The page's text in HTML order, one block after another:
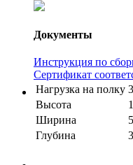
Документы
Инструкция по
Сертификат
Нагрузка на полку
Высота
Ширина
Глубина